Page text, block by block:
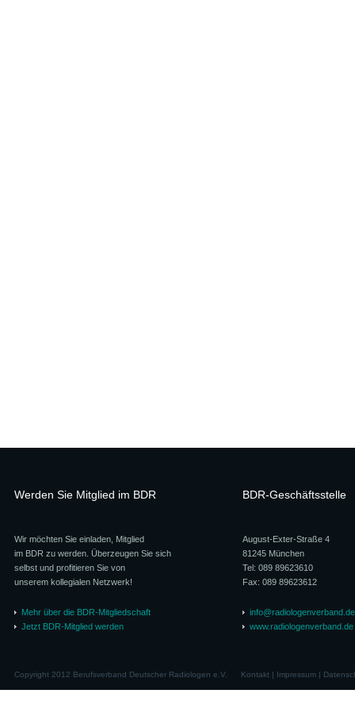
Werden Sie Mitglied im BDR
Wir möchten Sie einladen, Mitglied
im BDR zu werden. Überzeugen Sie sich
selbst und profitieren Sie von
unserem kollegialen Netzwerk!
Mehr über die BDR-Mitgliedschaft
Jetzt BDR-Mitglied werden
BDR-Geschäftsstelle
August-Exter-Straße 4
81245 München
Tel: 089 89623610
Fax: 089 89623612
info@radiologenverband.de
www.radiologenverband.de
Copyright 2012 Berufsverband Deutscher Radiologen e.V. Kontakt| Impressum|